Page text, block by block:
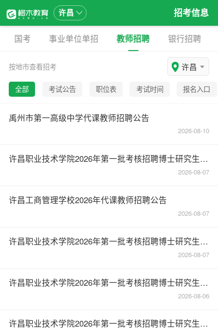
许昌 招考信息
国考 事业单位单招 教师招聘 银行招聘
按地市查看招考 许昌
全部 考试公告 职位表 考试时间 报名入口
禹州市第一高级中学代课教师招聘公告
2026-08-10
许昌职业技术学院2026年第一批考核招聘博士研究生拟聘用人员名单公示
2026-08-07
许昌工商管理学校2026年代课教师招聘公告
2026-08-07
许昌职业技术学院2026年第一批考核招聘博士研究生递补人员考察结果公告
2026-08-07
许昌职业技术学院2026年第一批考核招聘博士研究生考察结果公告
2026-08-06
许昌职业技术学院2026年第一批考核招聘博士研究生考察递补人员体检结果的公告